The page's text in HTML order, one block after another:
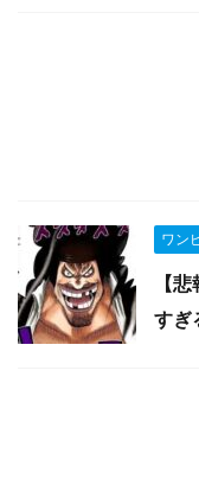
ワン
【
すぎ